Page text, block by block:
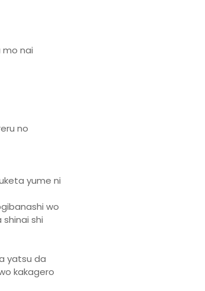
nai
no
yume ni
wo
shi
yatsu da
kakagero